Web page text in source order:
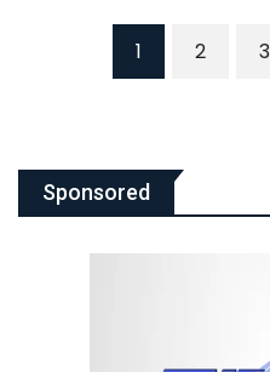
1 2 3
Sponsored